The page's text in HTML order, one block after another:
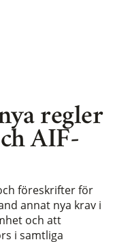
regler
AIF-
föreskrifter för
annat nya krav i
och att
i samtliga